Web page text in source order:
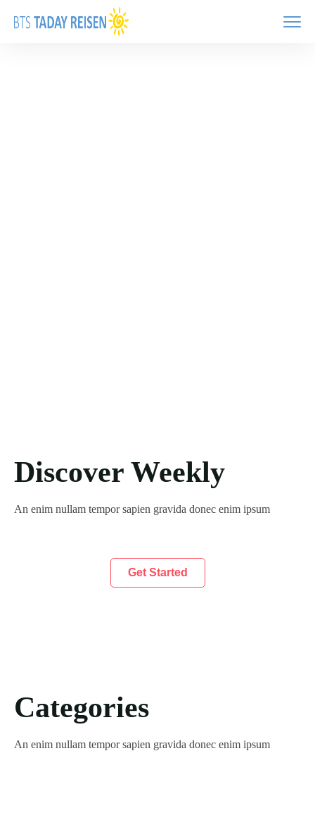
Discover Weekly
An enim nullam tempor sapien gravida donec enim ipsum
Get Started
Categories
An enim nullam tempor sapien gravida donec enim ipsum